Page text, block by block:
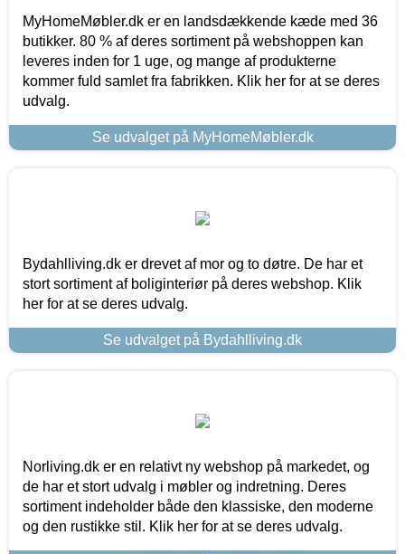
MyHomeMøbler.dk er en landsdækkende kæde med 36
butikker. 80 % af deres sortiment på webshoppen kan
leveres inden for 1 uge, og mange af produkterne
kommer fuld samlet fra fabrikken. Klik her for at se deres
udvalg.
Se udvalget på MyHomeMøbler.dk
Bydahlliving.dk er drevet af mor og to døtre. De har et
stort sortiment af boliginteriør på deres webshop. Klik
her for at se deres udvalg.
Se udvalget på Bydahlliving.dk
Norliving.dk er en relativt ny webshop på markedet, og
de har et stort udvalg i møbler og indretning. Deres
sortiment indeholder både den klassiske, den moderne
og den rustikke stil. Klik her for at se deres udvalg.